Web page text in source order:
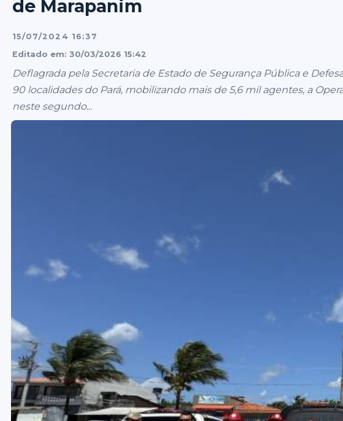
de Marapanim
15/07/2024 16:37
Editado em: 30/03/2026 15:42
Deflagrada pela Secretaria de Estado de Segurança Pública e
90 localidades do Pará, mobilizando mais de 5,6 mil agentes, a
neste segundo...